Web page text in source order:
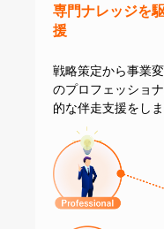
専門ナレッジを
援
戦略策定から事業
のプロフェッショ
的な伴走支援をしま